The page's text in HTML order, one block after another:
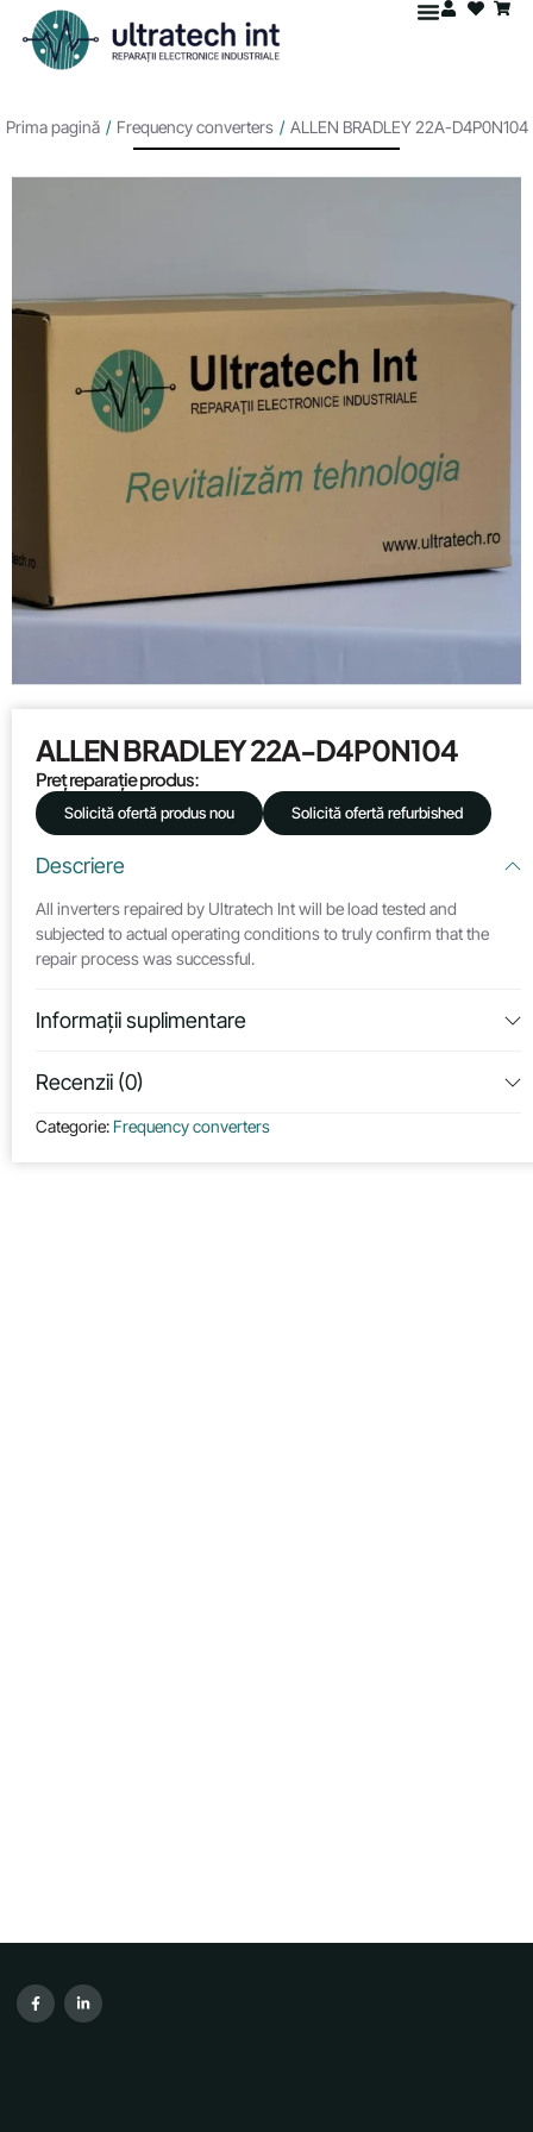
Prima pagină / Frequency converters / ALLEN BRADLEY 22A-D4P0N104
ALLEN BRADLEY 22A-D4P0N104
Preț reparație produs:
Solicită ofertă produs nou Solicită ofertă refurbished
Descriere
All inverters repaired by Ultratech Int will be load tested and
subjected to actual operating conditions to truly confirm that the
repair process was successful.
Informații suplimentare
Recenzii (0)
Categorie: Frequency converters